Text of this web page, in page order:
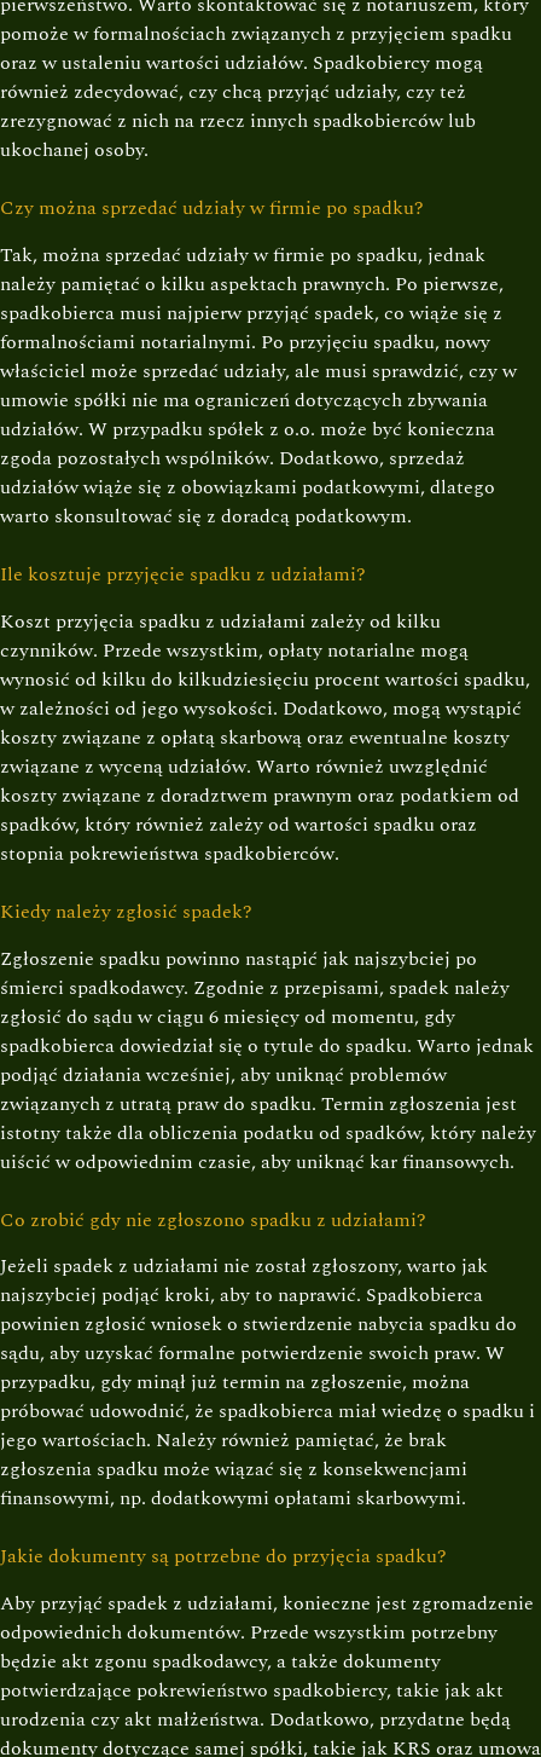
pomoże w formalnościach związanych z przyjęciem spadku
oraz w ustaleniu wartości udziałów. Spadkobiercy mogą
również zdecydować, czy chcą przyjąć udziały, czy też
zrezygnować z nich na rzecz innych spadkobierców lub
ukochanej osoby.
Czy można sprzedać udziały w firmie po spadku?
Tak, można sprzedać udziały w firmie po spadku, jednak
należy pamiętać o kilku aspektach prawnych. Po pierwsze,
spadkobierca musi najpierw przyjąć spadek, co wiąże się z
formalnościami notarialnymi. Po przyjęciu spadku, nowy
właściciel może sprzedać udziały, ale musi sprawdzić, czy w
umowie spółki nie ma ograniczeń dotyczących zbywania
udziałów. W przypadku spółek z o.o. może być konieczna
zgoda pozostałych wspólników. Dodatkowo, sprzedaż
udziałów wiąże się z obowiązkami podatkowymi, dlatego
warto skonsultować się z doradcą podatkowym.
Ile kosztuje przyjęcie spadku z udziałami?
Koszt przyjęcia spadku z udziałami zależy od kilku
czynników. Przede wszystkim, opłaty notarialne mogą
wynosić od kilku do kilkudziesięciu procent wartości spadku,
w zależności od jego wysokości. Dodatkowo, mogą wystąpić
koszty związane z opłatą skarbową oraz ewentualne koszty
związane z wyceną udziałów. Warto również uwzględnić
koszty związane z doradztwem prawnym oraz podatkiem od
spadków, który również zależy od wartości spadku oraz
stopnia pokrewieństwa spadkobierców.
Kiedy należy zgłosić spadek?
Zgłoszenie spadku powinno nastąpić jak najszybciej po
śmierci spadkodawcy. Zgodnie z przepisami, spadek należy
zgłosić do sądu w ciągu 6 miesięcy od momentu, gdy
spadkobierca dowiedział się o tytule do spadku. Warto jednak
podjąć działania wcześniej, aby uniknąć problemów
związanych z utratą praw do spadku. Termin zgłoszenia jest
istotny także dla obliczenia podatku od spadków, który należy
uiścić w odpowiednim czasie, aby uniknąć kar finansowych.
Co zrobić gdy nie zgłoszono spadku z udziałami?
Jeżeli spadek z udziałami nie został zgłoszony, warto jak
najszybciej podjąć kroki, aby to naprawić. Spadkobierca
powinien zgłosić wniosek o stwierdzenie nabycia spadku do
sądu, aby uzyskać formalne potwierdzenie swoich praw. W
przypadku, gdy minął już termin na zgłoszenie, można
próbować udowodnić, że spadkobierca miał wiedzę o spadku i
jego wartościach. Należy również pamiętać, że brak
zgłoszenia spadku może wiązać się z konsekwencjami
finansowymi, np. dodatkowymi opłatami skarbowymi.
Jakie dokumenty są potrzebne do przyjęcia spadku?
Aby przyjąć spadek z udziałami, konieczne jest zgromadzenie
odpowiednich dokumentów. Przede wszystkim potrzebny
będzie akt zgonu spadkodawcy, a także dokumenty
potwierdzające pokrewieństwo spadkobiercy, takie jak akt
urodzenia czy akt małżeństwa. Dodatkowo, przydatne będą
dokumenty dotyczące samej spółki, takie jak KRS oraz umowa